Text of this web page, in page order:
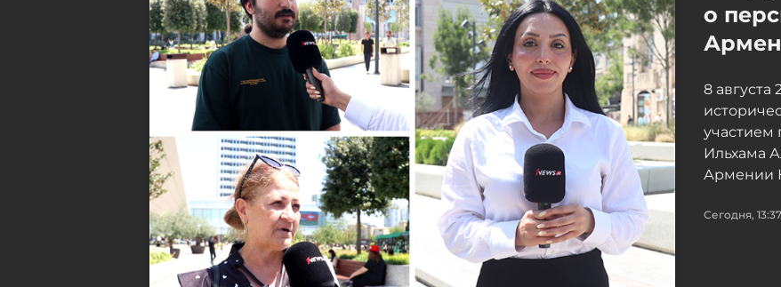
о
8 августа
участием
Ильхама
Армении
Сегодня, 13:37